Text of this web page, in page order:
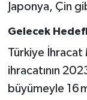
Japonya, Çin
Gelecek
Türkiye
ihracatının
büyümeyle 16